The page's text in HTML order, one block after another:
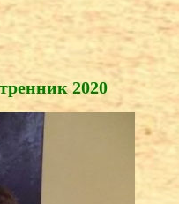
2020